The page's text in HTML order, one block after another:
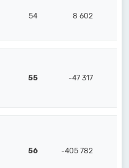
54 8 602
55 -47 317
56 -405 782